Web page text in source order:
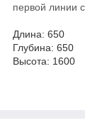
первой линии
Длина: 650
Глубина: 650
Высота: 1600